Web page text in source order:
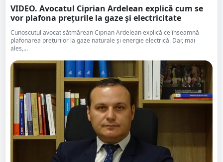
VIDEO. Avocatul Ciprian Ardelean explică cum se
vor plafona prețurile la gaze și electricitate
Cunoscutul avocat sătmărean Ciprian Ardelean explică ce înseamnă
plafonarea prețurilor la gaze naturale și energie electrică. Dar, mai
ales,...